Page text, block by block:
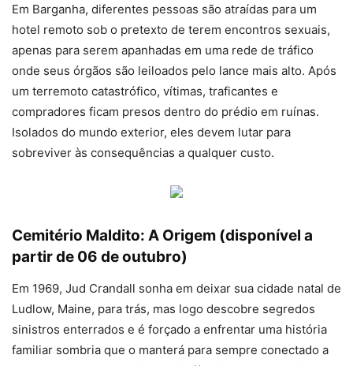
Em Barganha, diferentes pessoas são atraídas para um
hotel remoto sob o pretexto de terem encontros sexuais,
apenas para serem apanhadas em uma rede de tráfico
onde seus órgãos são leiloados pelo lance mais alto. Após
um terremoto catastrófico, vítimas, traficantes e
compradores ficam presos dentro do prédio em ruínas.
Isolados do mundo exterior, eles devem lutar para
sobreviver às consequências a qualquer custo.
Cemitério Maldito: A Origem (disponível a
partir de 06 de outubro)
Em 1969, Jud Crandall sonha em deixar sua cidade natal de
Ludlow, Maine, para trás, mas logo descobre segredos
sinistros enterrados e é forçado a enfrentar uma história
familiar sombria que o manterá para sempre conectado a